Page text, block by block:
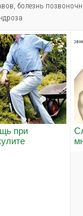
болезнь
при